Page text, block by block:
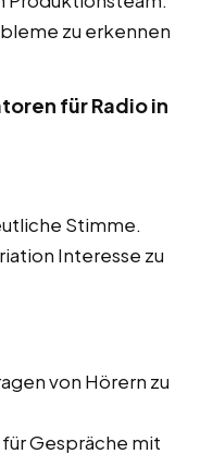
zu erkennen
für Radio in
Stimme.
Interesse zu
von Hörern zu
Gespräche mit